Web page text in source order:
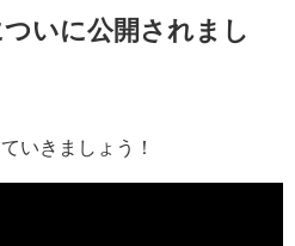
いに公開されまし
いきましょう！